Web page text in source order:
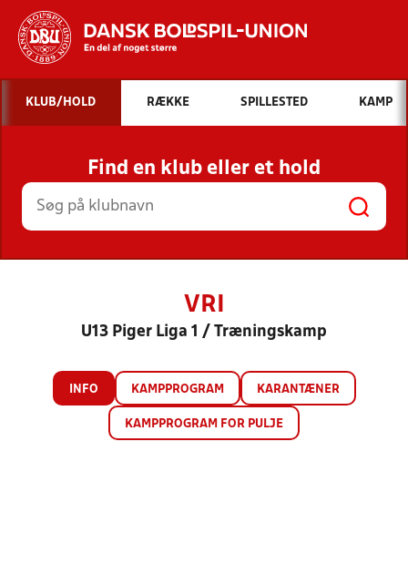
Hvad vil du søge efter?
INDHOLD OG NYHEDER
STILLINGER, RESULTATER, KLUBBER OG
HOLD
KLUB/HOLD RÆKKE SPILLESTED KAMP
Find en klub eller et hold
VRI
U13 Piger Liga 1 / Træningskamp
INFO KAMPPROGRAM KARANTÆNER
KAMPPROGRAM FOR PULJE